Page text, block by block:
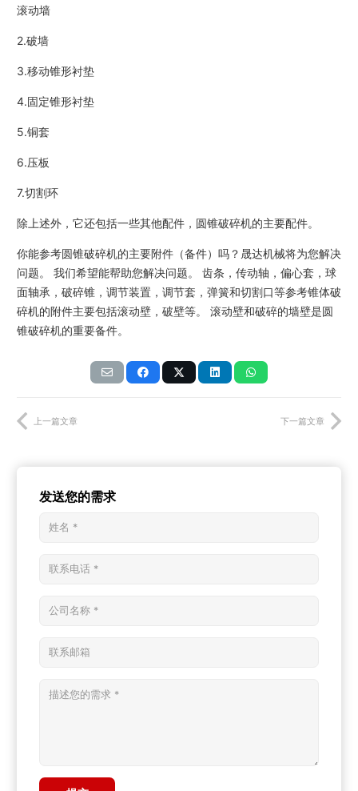
滚动墙
2.破墙
3.移动锥形衬垫
4.固定锥形衬垫
5.铜套
6.压板
7.切割环
除上述外，它还包括一些其他配件，圆锥破碎机的主要配件。
你能参考圆锥破碎机的主要附件（备件）吗？晟达机械将为您解决
问题。 我们希望能帮助您解决问题。 齿条，传动轴，偏心套，球
面轴承，破碎锥，调节装置，调节套，弹簧和切割口等参考锥体破
碎机的附件主要包括滚动壁，破壁等。 滚动壁和破碎的墙壁是圆
锥破碎机的重要备件。
上一篇文章 下一篇文章
发送您的需求